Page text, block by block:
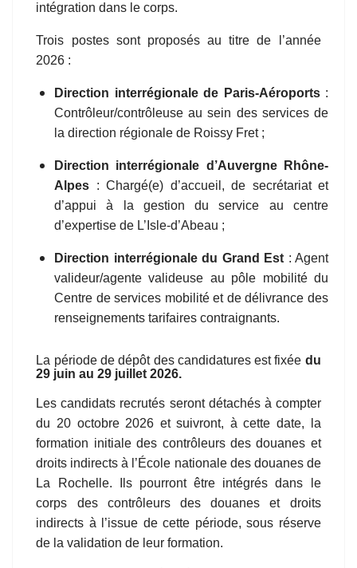
intégration dans le corps.
Trois postes sont proposés au titre de l’année
2026 :
Direction interrégionale de Paris-Aéroports:
Contrôleur/contrôleuse au sein des services de
la direction régionale de Roissy Fret ;
Direction interrégionale d’Auvergne Rhône-
Alpes : Chargé(e) d’accueil, de secrétariat et
d’appui à la gestion du service au centre
d’expertise de L’Isle-d’Abeau ;
Direction interrégionale du Grand Est : Agent
valideur/agente valideuse au pôle mobilité du
Centre de services mobilité et de délivrance des
renseignements tarifaires contraignants.
La période de dépôt des candidaturesest fixée du
29 juinau29 juillet 2026.
Les candidats recrutés seront détachés à compter
du 20 octobre 2026 et suivront, à cette date, la
formation initiale des contrôleurs des douanes et
droits indirects à l’École nationale des douanes de
La Rochelle. Ils pourront être intégrés dans le
corps des contrôleurs des douanes et droits
indirects à l’issue de cette période, sous réserve
de la validation de leur formation.